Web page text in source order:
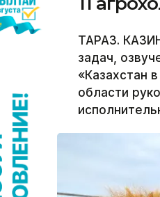
ТАРАЗ.
задач,
«Казахстан
области